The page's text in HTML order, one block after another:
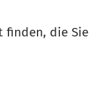
finden, die Sie